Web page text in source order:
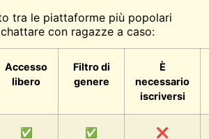
tra le piattaforme più popolari
con ragazze a caso:
Accesso
libero
Filtro di
genere
È
necessario
iscriversi
✅
✅
❌